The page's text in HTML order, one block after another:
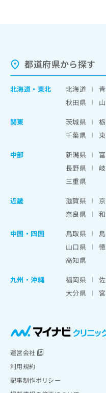
都道府県から探す
北海道 ・ 東北 北海道
秋田県
関東
茨城県
千葉県
中部
新潟県
長野県
三重県
近畿
滋賀県
奈良県
中国・四国
鳥取県
山口県
高知県
九州・沖縄
福岡県
大分県
運営会社
利用規約
記事制作ポリシー